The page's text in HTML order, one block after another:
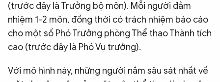
(trước đây là Trưởng bộ môn). Mỗi người đảm
nhiệm 1-2 môn, đồng thời có trách nhiệm báo cáo
cho một số Phó Trưởng phòng Thể thao Thành tích
cao (trước đây là Phó Vụ trưởng).
Với mô hình này, những người nắm sâu sát nhất về